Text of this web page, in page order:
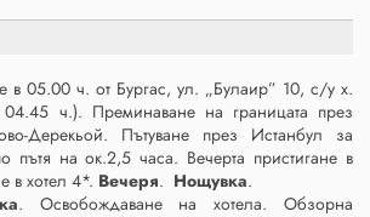
в 05.00 ч. от Бургас, ул. „Булаир” 10, с/у х.
ч.). Преминаване на границата през
Дерекьой. Пътуване през Истанбул за
пътя на ок.2,5 часа. Вечерта пристигане в
в хотел 4*. Вечеря. Нощувка.
. Освобождаване на хотела. Обзорна